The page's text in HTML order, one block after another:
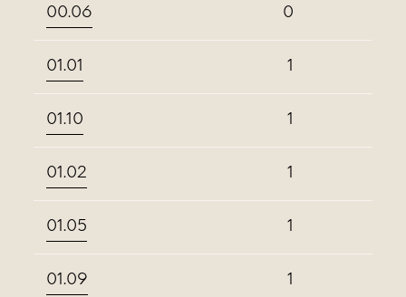
00.06 0
01.01 1
01.10 1
01.02 1
01.05 1
01.09 1